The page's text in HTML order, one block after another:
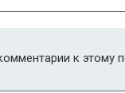
к этому